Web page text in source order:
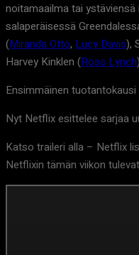
noitamaailma tai
salaperäisessä
(Miranda Otto, Lucy Davis),
Harvey Kinklen (Ross Lynch
Ensimmäinen
Nyt Netflix esittelee sarjaa
Katso traileri alla – Netflix
Netflixin tämän viikon